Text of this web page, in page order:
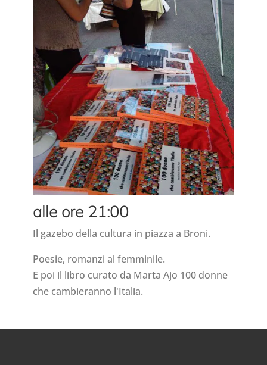
alle ore 21:00
Il gazebo della cultura in piazza a Broni.
Poesie, romanzi al femminile.
E poi il libro curato da Marta Ajo 100 donne
che cambieranno l'Italia.